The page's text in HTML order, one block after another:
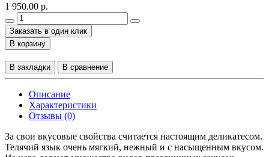
1 950.00 р.
Заказать в один клик
В корзину
В закладки В сравнение
Описание
Характеристики
Отзывы (0)
За свои вкусовые свойства считается настоящим деликатесом.
Телячий язык очень мягкий, нежный и с насыщенным вкусом.